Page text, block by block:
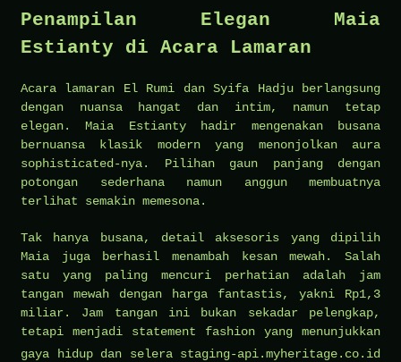
Penampilan Elegan Maia
Estianty di Acara Lamaran
Acara lamaran El Rumi dan Syifa Hadju berlangsung
dengan nuansa hangat dan intim, namun tetap
elegan. Maia Estianty hadir mengenakan busana
bernuansa klasik modern yang menonjolkan aura
sophisticated-nya. Pilihan gaun panjang dengan
potongan sederhana namun anggun membuatnya
terlihat semakin memesona.
Tak hanya busana, detail aksesoris yang dipilih
Maia juga berhasil menambah kesan mewah. Salah
satu yang paling mencuri perhatian adalah jam
tangan mewah dengan harga fantastis, yakni Rp1,3
miliar. Jam tangan ini bukan sekadar pelengkap,
tetapi menjadi statement fashion yang menunjukkan
gaya hidup dan selera staging-api.myheritage.co.id